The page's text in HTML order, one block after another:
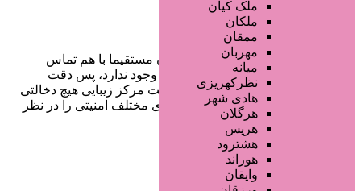
ملک کیان
ملکان
ممقان
مهربان
میانه
نظرکهریزی
هادی شهر
هرگلان
هریس
هشترود
هوراند
وایقان
در سایت تبلیغاتی مرکز زیبایی کاربران مستقیما با هم تماس
می‌گیرند و هیچ واسطه‌ای در این میان وجود ندارد، پس دقت
فرمایید که در خرید و فروشِ شما سایت مرکز زیبایی هیچ دخالتی
نداشته و کاربران باید خودشان جنبه‌های مختلف امنیتی را در نظر
دسترسی سریع